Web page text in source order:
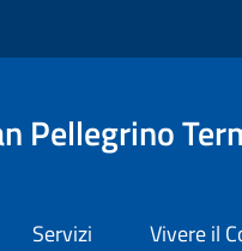
Pellegrino
Servizi Vivere il